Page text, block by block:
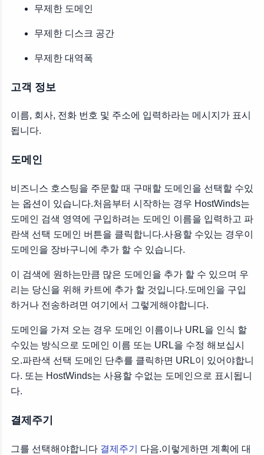
무제한 도메인
무제한 디스크 공간
무제한 대역폭
고객 정보
이름, 회사, 전화 번호 및 주소에 입력하라는 메시지가 표시
됩니다.
도메인
비즈니스 호스팅을 주문할 때 구매할 도메인을 선택할 수있
는 옵션이 있습니다.처음부터 시작하는 경우 HostWinds는
도메인 검색 영역에 구입하려는 도메인 이름을 입력하고 파
란색 선택 도메인 버튼을 클릭합니다.사용할 수있는 경우이
도메인을 장바구니에 추가 할 수 있습니다.
이 검색에 원하는만큼 많은 도메인을 추가 할 수 있으며 우
리는 당신을 위해 카트에 추가 할 것입니다.도메인을 구입
하거나 전송하려면 여기에서 그렇게해야합니다.
도메인을 가져 오는 경우 도메인 이름이나 URL을 인식 할
수있는 방식으로 도메인 이름 또는 URL을 수정 해보십시
오.파란색 선택 도메인 단추를 클릭하면 URL이 있어야합니
다. 또는 HostWinds는 사용할 수없는 도메인으로 표시됩니
다.
결제주기
그를 선택해야합니다 결제주기
다음.이렇게하면 계획에 대